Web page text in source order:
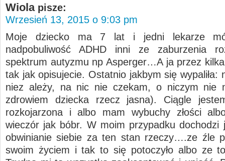
Wiola pisze:
Wrzesień 13, 2015 o 9:03 pm
Moje dziecko ma 7 lat i jedni lekarze
nadpobuliwość ADHD inni ze zaburzenia
spektrum autyzmu np Asperger…A ja przez
tak jak opisujecie. Ostatnio jakbym się wypaliła:
niez ależy, na nic nie czekam, o niczym nie
zdrowiem dziecka rzecz jasna). Ciągle
rozkojarzona i albo mam wybuchy złości
wieczór jak bóbr. W moim przypadku dochodzi
obwinianie siebie za ten stan rzeczy….ze źle
swoim życiem i tak to się potoczyło albo ze